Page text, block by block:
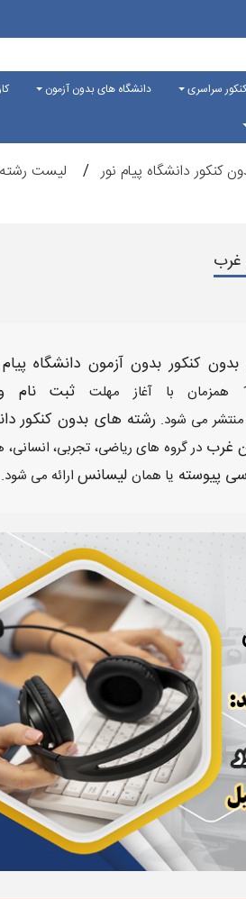
سراسری دانشگاه های بدون آزمون
کنکور دانشگاه پیام نور لیست رشته
غرب
کنکور بدون آزمون دانشگاه پیام
همزمان با آغاز مهلتثبت نام و
منتشر می شود. رشته های بدون کنکور
غرب در گروه های ریاضی، تجربی، انسانی،
پیوسته یا همان لیسانس ارائه می شود.